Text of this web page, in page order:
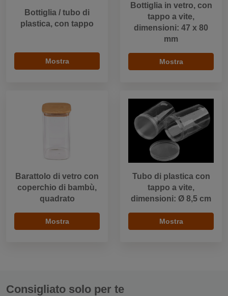
Bottiglia / tubo di
plastica, con tappo
Mostra
Bottiglia in vetro, con
tappo a vite,
dimensioni: 47 x 80
mm
Mostra
Barattolo di vetro con
coperchio di bambù,
quadrato
Mostra
Tubo di plastica con
tappo a vite,
dimensioni: Ø 8,5 cm
Mostra
Consigliato solo per te